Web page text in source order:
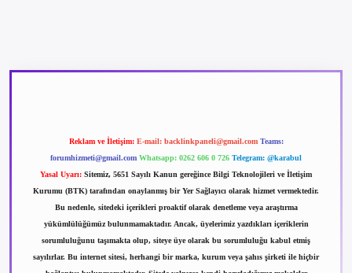
Reklam ve İletişim: E-mail: backlinkpaneli@gmail.com Teams:
forumhizmeti@gmail.com Whatsapp: 0262 606 0 726 Telegram: @karabul
Yasal Uyarı: Sitemiz, 5651 Sayılı Kanun gereğince Bilgi Teknolojileri ve İletişim
Kurumu (BTK) tarafından onaylanmış bir Yer Sağlayıcı olarak hizmet vermektedir.
Bu nedenle, sitedeki içerikleri proaktif olarak denetleme veya araştırma
yükümlülüğümüz bulunmamaktadır. Ancak, üyelerimiz yazdıkları içeriklerin
sorumluluğunu taşımakta olup, siteye üye olarak bu sorumluluğu kabul etmiş
sayılırlar. Bu internet sitesi, herhangi bir marka, kurum veya şahıs şirketi ile hiçbir